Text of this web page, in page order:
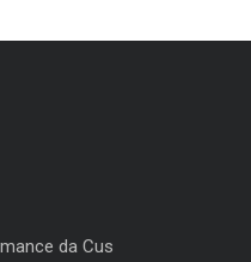
da Cus